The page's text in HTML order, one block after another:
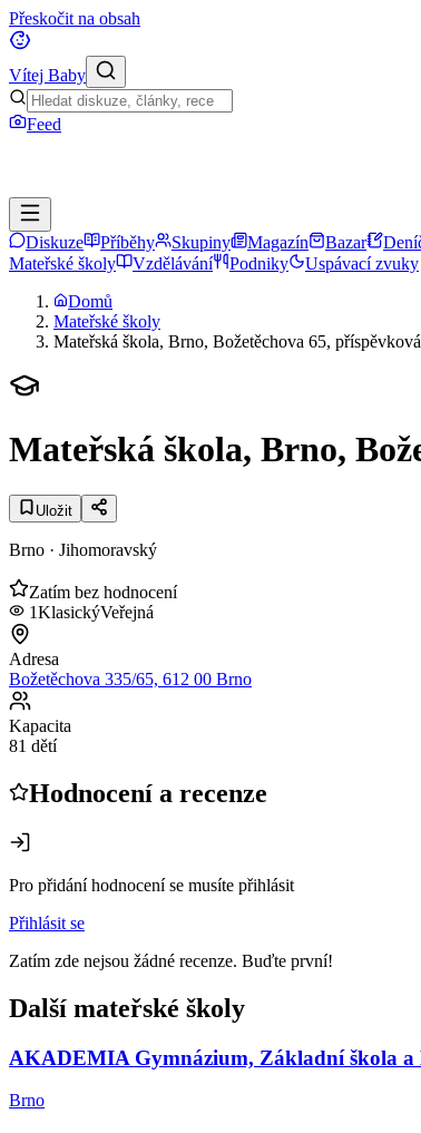
Přeskočit na obsah
Vítej Baby
Feed
Diskuze Příběhy Skupiny Magazín Bazar
Mateřské školy
Vzdělávání Podniky
Uspávací zvuky
Domů
Mateřské školy
Mateřská škola, Brno, Božetěchova 65,
Mateřská škola, Brno,
Uložit
Brno · Jihomoravský
Zatím bez hodnocení
1KlasickýVeřejná
Adresa
Božetěchova 335/65, 612 00 Brno
Kapacita
81 dětí
Hodnocení a recenze
Pro přidání hodnocení se musíte přihlásit
Přihlásit se
Zatím zde nejsou žádné recenze. Buďte první!
Další mateřské školy
AKADEMIA Gymnázium, Základní škola a
Brno